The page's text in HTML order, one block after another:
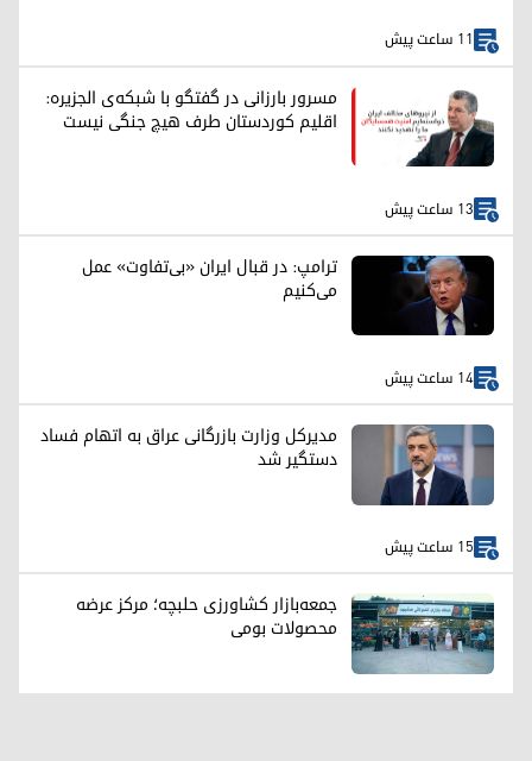
11 ساعت پیش
مسرور بارزانی در گفتگو با شبکه‌ی الجزیره:
اقلیم کوردستان طرف هیچ جنگی نیست
13 ساعت پیش
ترامپ: در قبال ایران «بی‌تفاوت» عمل
می‌کنیم
14 ساعت پیش
مدیرکل وزارت بازرگانی عراق به اتهام فساد
دستگیر شد
15 ساعت پیش
جمعه‌بازار کشاورزی حلبچه؛ مرکز عرضه
محصولات بومی